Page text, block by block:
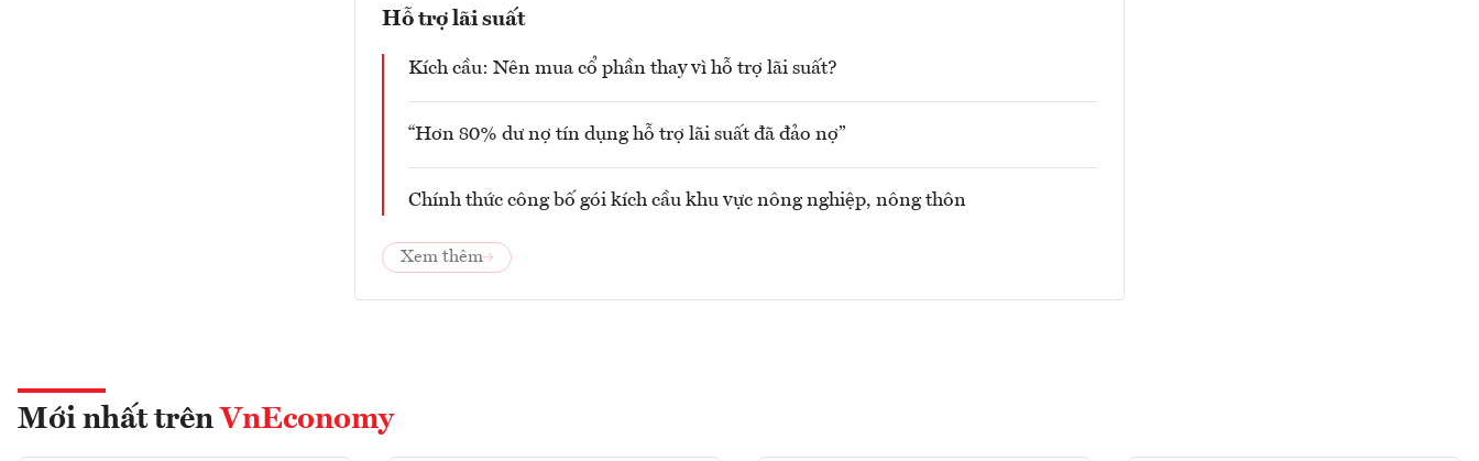
Hỗ trợ lãi suất
Kích cầu: Nên mua cổ phần thay vì hỗ trợ lãi suất?
“Hơn 80% dư nợ tín dụng hỗ trợ lãi suất đã đảo nợ”
Chính thức công bố gói kích cầu khu vực nông nghiệp, nông thôn
Xem thêm
Mới nhất trên VnEconomy